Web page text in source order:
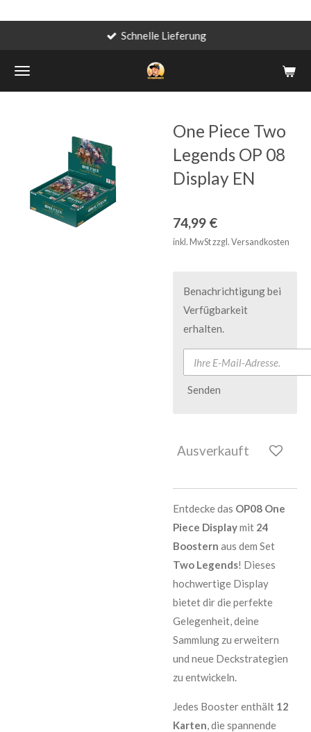
springen
Schnelle Lieferung
One Piece Two
Legends OP 08
Display EN
74,99 €
inkl. MwSt zzgl. Versandkosten
Benachrichtigung bei
Verfügbarkeit
erhalten.
Senden
Ausverkauft
Entdecke das OP08 One
Piece Displaymit 24
Boostern aus dem Set
Two Legends! Dieses
hochwertige Display
bietet dir die perfekte
Gelegenheit, deine
Sammlung zu erweitern
und neue Deckstrategien
zu entwickeln.
Jedes Booster enthält 12
Karten, die spannende